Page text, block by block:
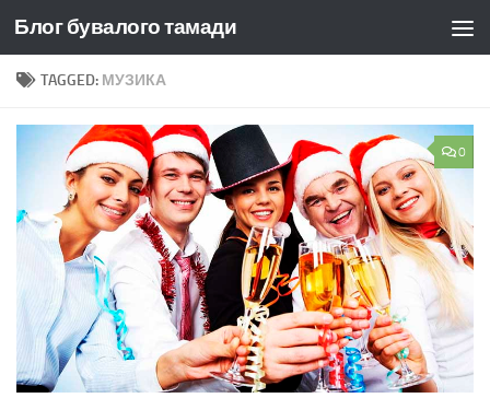
Skip to content
Блог бувалого тамади
TAGGED: МУЗИКА
0